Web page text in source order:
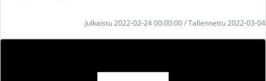
Julkaistu 2022-02-24 00:00:00 / Tallennettu 2022-03-04